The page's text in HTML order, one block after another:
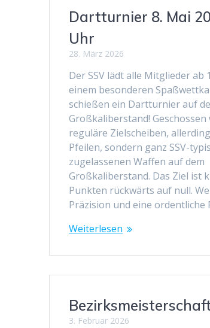
Dartturnier 8. Mai
Uhr
28. März 2026
Der SSV lädt alle Mitglieder ab
einem besonderen
schießen ein Dartturnier auf
Großkaliberstand!
reguläre Zielscheiben,
Pfeilen, sondern ganz SSV-
zugelassenen Waffen auf dem
Großkaliberstand. Das Ziel ist
Punkten rückwärts auf null.
Präzision und eine ordentliche
Weiterlesen
3. Februar 2026